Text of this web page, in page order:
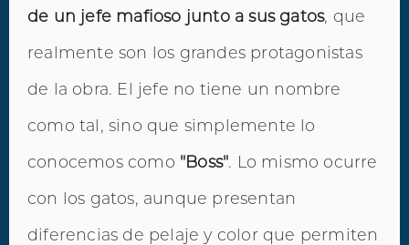
de un jefe mafioso junto a sus gatos, que
realmente son los grandes protagonistas
de la obra. El jefe no tiene un nombre
como tal, sino que simplemente lo
conocemos como "Boss". Lo mismo ocurre
con los gatos, aunque presentan
diferencias de pelaje y color que permiten